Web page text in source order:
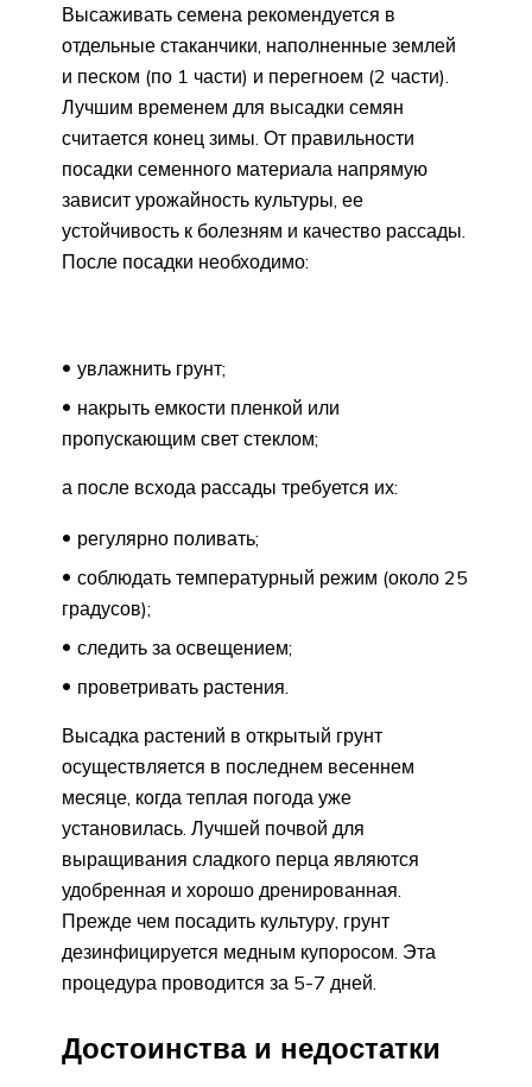
Высаживать семена рекомендуется в
отдельные стаканчики, наполненные землей
и песком (по 1 части) и перегноем (2 части).
Лучшим временем для высадки семян
считается конец зимы. От правильности
посадки семенного материала напрямую
зависит урожайность культуры, ее
устойчивость к болезням и качество рассады.
После посадки необходимо:
увлажнить грунт;
накрыть емкости пленкой или
пропускающим свет стеклом;
а после всхода рассады требуется их:
регулярно поливать;
соблюдать температурный режим (около 25
градусов);
следить за освещением;
проветривать растения.
Высадка растений в открытый грунт
осуществляется в последнем весеннем
месяце, когда теплая погода уже
установилась. Лучшей почвой для
выращивания сладкого перца являются
удобренная и хорошо дренированная.
Прежде чем посадить культуру, грунт
дезинфицируется медным купоросом. Эта
процедура проводится за 5-7 дней.
Достоинства и недостатки